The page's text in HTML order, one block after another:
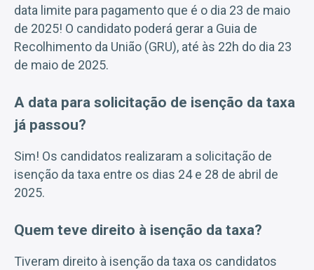
data limite para pagamento que é o dia 23 de maio
de 2025! O candidato poderá gerar a Guia de
Recolhimento da União (GRU), até às 22h do dia 23
de maio de 2025.
A data para solicitação de isenção da taxa
já passou?
Sim! Os candidatos realizaram a solicitação de
isenção da taxa entre os dias 24 e 28 de abril de
2025.
Quem teve direito à isenção da taxa?
Tiveram direito à isenção da taxa os candidatos